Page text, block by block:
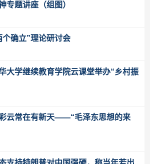
专题讲座（组图）
确立”理论研讨会
大学继续教育学院云课堂举办“乡村振
云常在有新天——“毛泽东思想的来